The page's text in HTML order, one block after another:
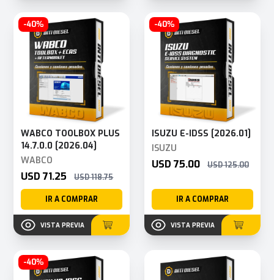
-40%
WABCO TOOLBOX PLUS
14.7.0.0 [2026.04]
WABCO
USD 71.25 USD 118.75
IR A COMPRAR
VISTA PREVIA
-40%
ISUZU E-IDSS [2026.01]
ISUZU
USD 75.00 USD 125.00
IR A COMPRAR
VISTA PREVIA
-40%